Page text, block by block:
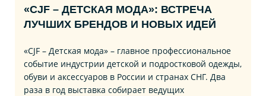
«CJF – ДЕТСКАЯ МОДА»: ВСТРЕЧА
ЛУЧШИХ БРЕНДОВ И НОВЫХ ИДЕЙ
«CJF – Детская мода» – главное профессиональное
событие индустрии детской и подростковой одежды,
обуви и аксессуаров в России и странах СНГ. Два
раза в год выставка собирает ведущих